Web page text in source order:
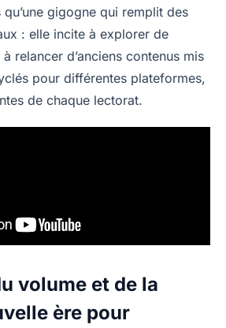
qu’une gigogne qui remplit des
: elle incite à explorer de
relancer d’anciens contenus mis
pour différentes plateformes,
de chaque lectorat.
volume et de la
ère pour